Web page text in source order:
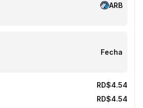
ARB
Fecha
RD$4.54
RD$4.54